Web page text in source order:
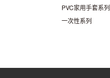
PVC家用手套系列
一次性系列